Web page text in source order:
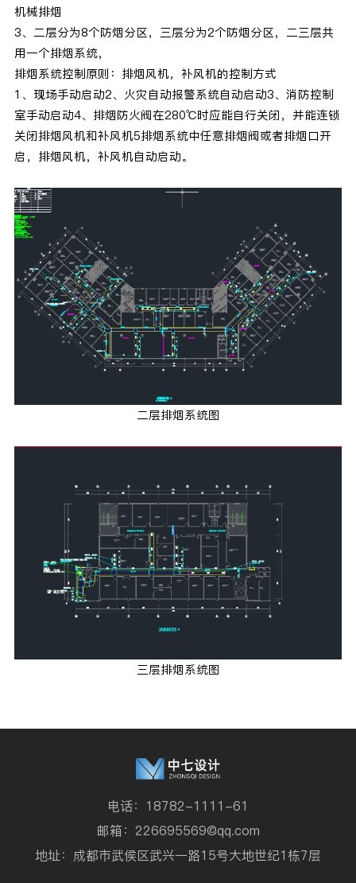
机械排烟
3、二层分为8个防烟分区，三层分为2个防烟分区，二三层共
用一个排烟系统，
排烟系统控制原则：排烟风机，补风机的控制方式
1、现场手动启动2、火灾自动报警系统自动启动3、消防控制
室手动启动4、排烟防火阀在280℃时应能自行关闭，并能连锁
关闭排烟风机和补风机5排烟系统中任意排烟阀或者排烟口开
启，排烟风机，补风机自动启动。
二层排烟系统图
三层排烟系统图
电话：18782-1111-61
邮箱：226695569@qq.com
地址：成都市武侯区武兴一路15号大地世纪1栋7层